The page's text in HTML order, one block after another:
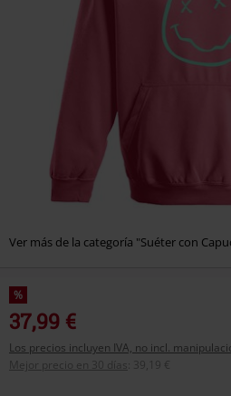
Ver más de la categoría "Suéter con
%
37,99 €
Los precios incluyen IVA, no incl.
Mejor precio en 30 días
39,19 €